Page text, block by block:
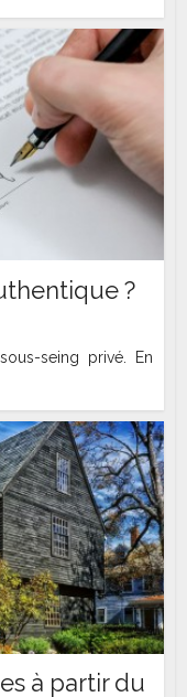
?
sous-seing privé. En
à partir du